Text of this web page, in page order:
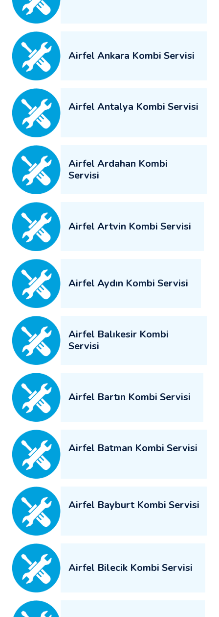
Airfel Ankara Kombi Servisi
Airfel Antalya Kombi Servisi
Airfel Ardahan Kombi
Servisi
Airfel Artvin Kombi Servisi
Airfel Aydın Kombi Servisi
Airfel Balıkesir Kombi
Servisi
Airfel Bartın Kombi Servisi
Airfel Batman Kombi Servisi
Airfel Bayburt Kombi Servisi
Airfel Bilecik Kombi Servisi